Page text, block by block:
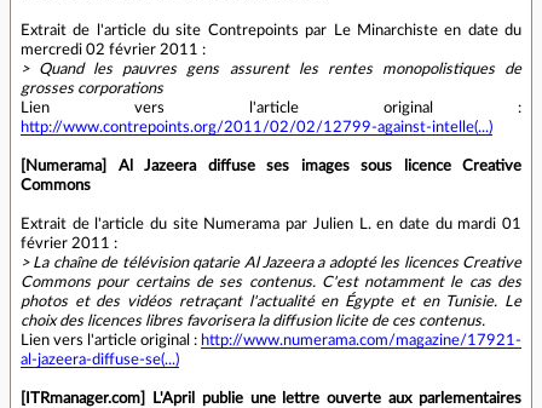
Extrait de l'article du site Contrepoints par Le Minarchiste en date du
mercredi 02 février 2011 :
> Quand les pauvres gens assurent les rentes monopolistiques de
grosses corporations
Lien vers l'article original :
http://www.contrepoints.org/2011/02/02/12799-against-intelle(...)
[Numerama] Al Jazeera diffuse ses images sous licence Creative
Commons
Extrait de l'article du site Numerama par Julien L. en date du mardi 01
février 2011 :
> La chaîne de télévision qatarie Al Jazeera a adopté les licences Creative
Commons pour certains de ses contenus. C'est notamment le cas des
photos et des vidéos retraçant l'actualité en Égypte et en Tunisie. Le
choix des licences libres favorisera la diffusion licite de ces contenus.
Lien vers l'article original : http://www.numerama.com/magazine/17921-
al-jazeera-diffuse-se(...)
[ITRmanager.com] L'April publie une lettre ouverte aux parlementaires